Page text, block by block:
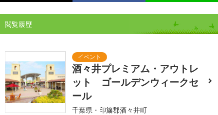
閲覧履歴
酒々井プレミアム・アウトレ
ット ゴールデンウィークセ
ール
千葉県・印旛郡酒々井町